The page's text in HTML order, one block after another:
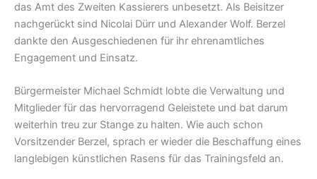
das Amt des Zweiten Kassierers unbesetzt. Als Beisitzer
nachgerückt sind Nicolai Dürr und Alexander Wolf. Berzel
dankte den Ausgeschiedenen für ihr ehrenamtliches
Engagement und Einsatz.
Bürgermeister Michael Schmidt lobte die Verwaltung und
Mitglieder für das hervorragend Geleistete und bat darum
weiterhin treu zur Stange zu halten. Wie auch schon
Vorsitzender Berzel, sprach er wieder die Beschaffung eines
langlebigen künstlichen Rasens für das Trainingsfeld an.